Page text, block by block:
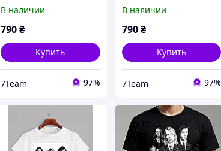
В наличии
790₴
Купить
7Team 97%
В наличии
790 ₴
Купить
7Team 97%